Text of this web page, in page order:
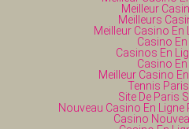
Meilleur
Meilleurs
Meilleur Casino En
Casino
Casinos En
Casino
Meilleur Casino
Tennis
Site De Paris
Nouveau Casino En
Casino